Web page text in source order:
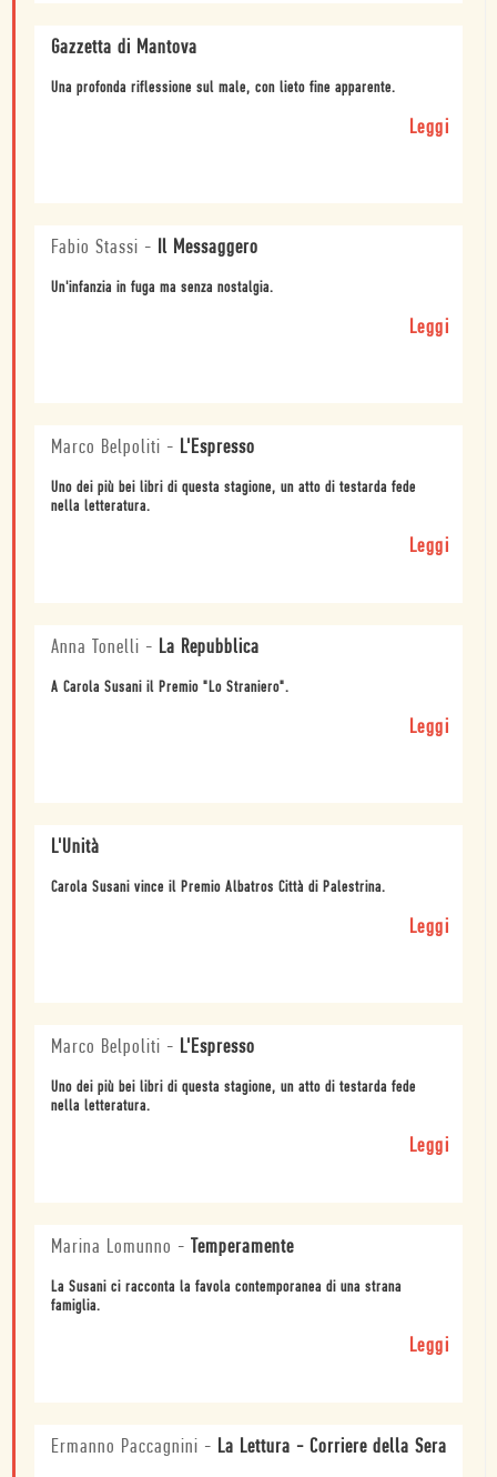
Gazzetta di Mantova
Una profonda riflessione sul male, con lieto fine apparente.
Leggi
Fabio Stassi - Il Messaggero
Un'infanzia in fuga ma senza nostalgia.
Leggi
Marco Belpoliti - L'Espresso
Uno dei più bei libri di questa stagione, un atto di testarda fede
nella letteratura.
Leggi
Anna Tonelli - La Repubblica
A Carola Susani il Premio "Lo Straniero".
Leggi
L'Unità
Carola Susani vince il Premio Albatros Città di Palestrina.
Leggi
Marco Belpoliti - L'Espresso
Uno dei più bei libri di questa stagione, un atto di testarda fede
nella letteratura.
Leggi
Marina Lomunno - Temperamente
La Susani ci racconta la favola contemporanea di una strana
famiglia.
Leggi
Ermanno Paccagnini - La Lettura - Corriere della Sera